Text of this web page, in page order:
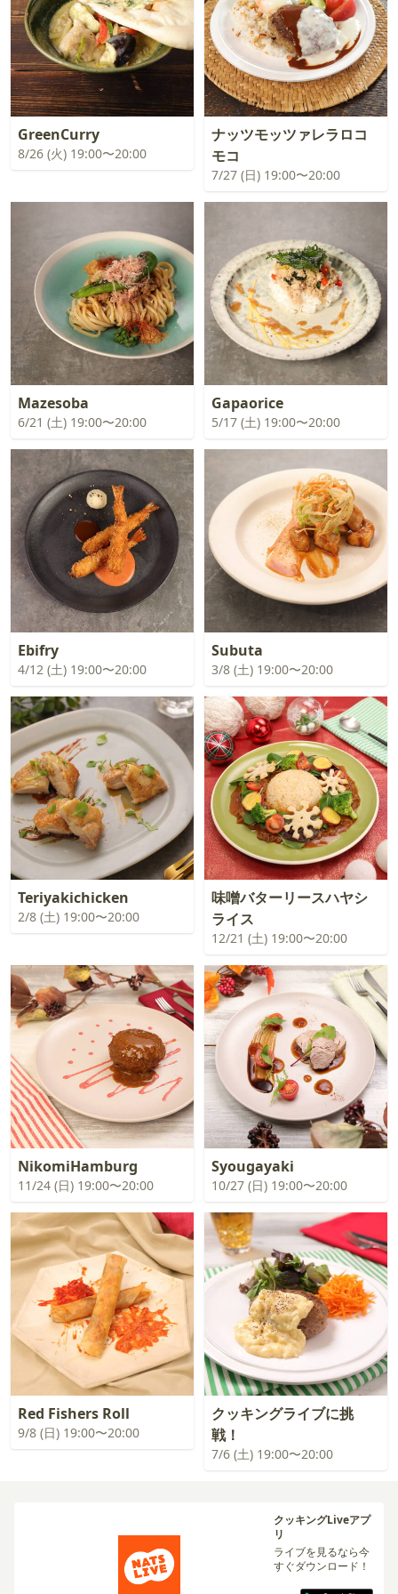
GreenCurry
8/26 (火) 19:00〜20:00
ナッツモッツァレラロコ
モコ
7/27 (日) 19:00〜20:00
Mazesoba
6/21 (土) 19:00〜20:00
Gapaorice
5/17 (土) 19:00〜20:00
Ebifry
4/12 (土) 19:00〜20:00
Subuta
3/8 (土) 19:00〜20:00
Teriyakichicken
2/8 (土) 19:00〜20:00
味噌バターリースハヤシ
ライス
12/21 (土) 19:00〜20:00
NikomiHamburg
11/24 (日) 19:00〜20:00
Syougayaki
10/27 (日) 19:00〜20:00
Red Fishers Roll
9/8 (日) 19:00〜20:00
クッキングライブに挑
戦！
7/6 (土) 19:00〜20:00
クッキングLiveアプ
リ
ライブを見るなら今
すぐダウンロード！